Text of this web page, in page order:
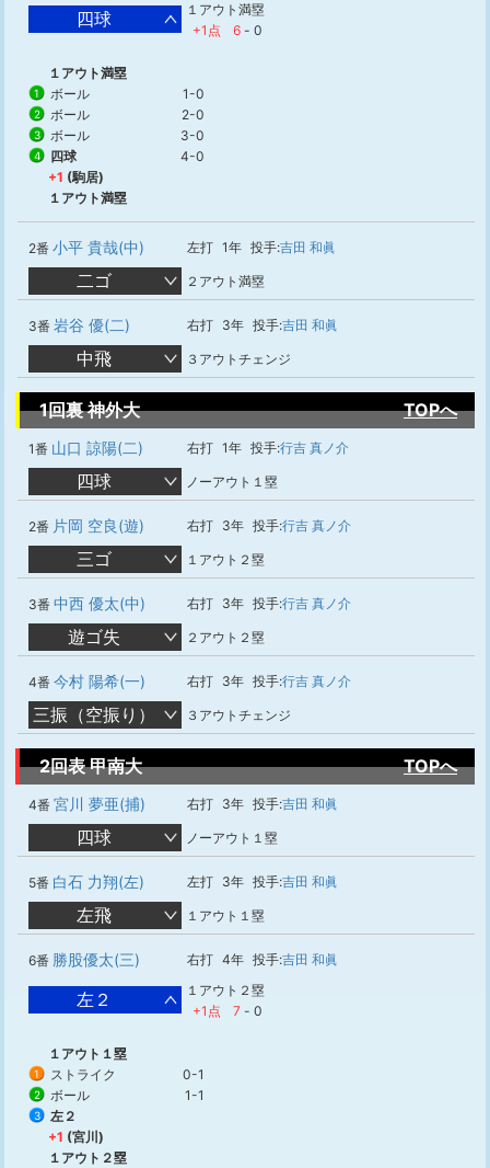
四球
１アウト満塁
+1点
6 - 0
１アウト満塁
1 ボール 1-0
2 ボール 2-0
3 ボール 3-0
4 四球
4-0
+1 (駒居)
１アウト満塁
2番 小平 貴哉(中) 左打 1年 投手:吉田 和眞
二ゴ ２アウト満塁
3番 岩谷 優(二) 右打 3年 投手:吉田 和眞
中飛 ３アウトチェンジ
1回裏 神外大 TOPへ
1番 山口 諒陽(二) 右打 1年 投手:行吉 真ノ介
四球 ノーアウト１塁
2番 片岡 空良(遊) 右打 3年 投手:行吉 真ノ介
三ゴ １アウト２塁
3番 中西 優太(中) 右打 3年 投手:行吉 真ノ介
遊ゴ失 ２アウト２塁
4番 今村 陽希(一) 右打 3年 投手:行吉 真ノ介
三振（空振り） ３アウトチェンジ
2回表 甲南大 TOPへ
4番 宮川 夢亜(捕) 右打 3年 投手:吉田 和眞
四球 ノーアウト１塁
5番 白石 力翔(左) 左打 3年 投手:吉田 和眞
左飛 １アウト１塁
6番 勝股優太(三) 右打 4年 投手:吉田 和眞
左２
１アウト２塁
+1点
7 - 0
１アウト１塁
1 ストライク 0-1
2 ボール 1-1
3
左２
+1 (宮川)
１アウト２塁